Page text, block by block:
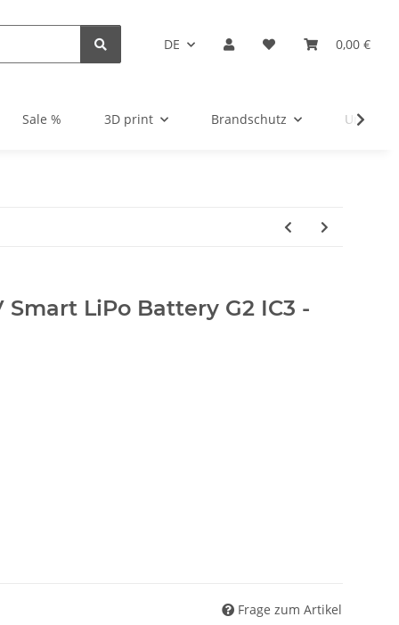
DE 0,00 €
Sale % 3D print Brandschutz
Smart LiPo Battery G2 IC3 -
Frage zum Artikel